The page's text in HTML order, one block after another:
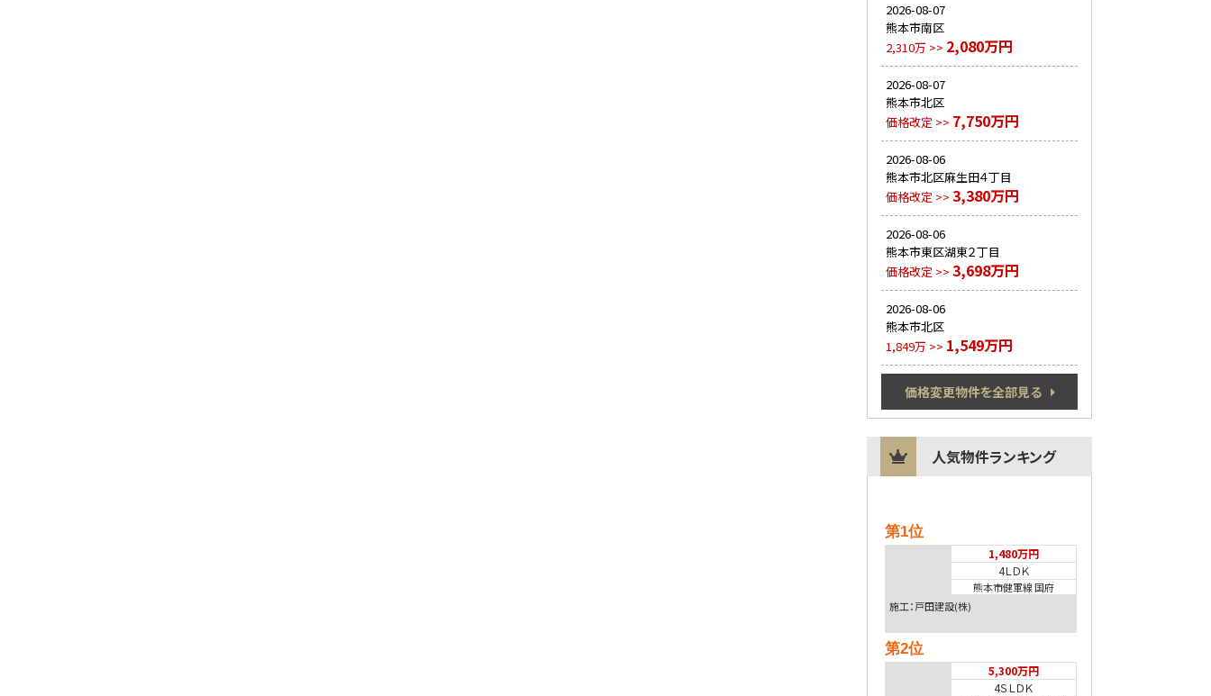
2026-08-07
熊本市南区
2,310万 >> 2,080万円
2026-08-07
熊本市北区
価格改定 >> 7,750万円
2026-08-06
熊本市北区麻生田４丁目
価格改定 >> 3,380万円
2026-08-06
熊本市東区湖東２丁目
価格改定 >> 3,698万円
2026-08-06
熊本市北区
1,849万 >> 1,549万円
価格変更物件を全部見る
人気物件ランキング
第1位
1,480万円
4ＬＤＫ
熊本市健軍線 国府
施工：戸田建設(株)
第2位
5,300万円
4ＳＬＤＫ